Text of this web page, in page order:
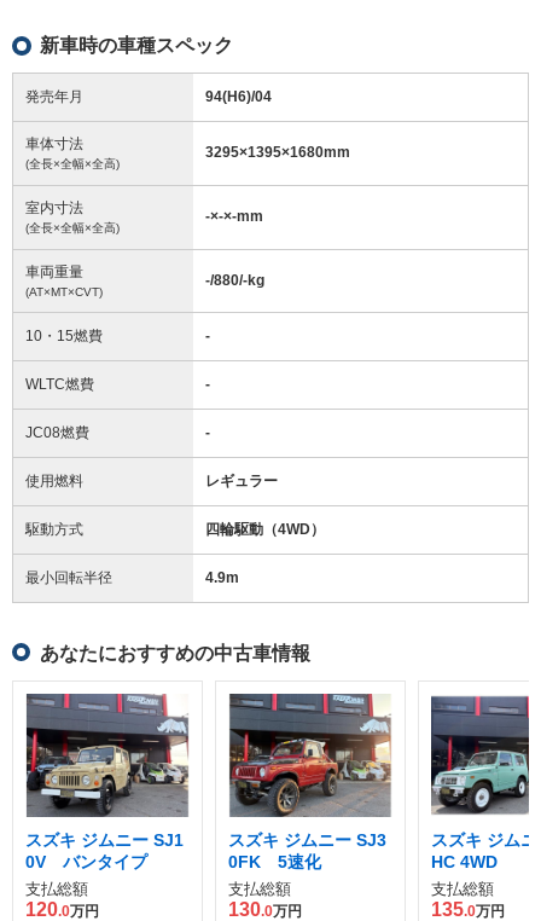
新車時の車種スペック
発売年月 94(H6)/04
車体寸法
(全長×全幅×全高)
3295×1395×1680mm
室内寸法
(全長×全幅×全高)
-×-×-mm
車両重量
(AT×MT×CVT)
-/880/-kg
10・15燃費 -
WLTC燃費 -
JC08燃費 -
使用燃料 レギュラー
駆動方式 四輪駆動（4WD）
最小回転半径 4.9m
あなたにおすすめの中古車情報
スズキ ジムニー SJ1
0V バンタイプ
支払総額
120.0万円
スズキ ジムニー SJ3
0FK 5速化
支払総額
130.0万円
スズキ ジム
HC 4WD
支払総額
135.0万円